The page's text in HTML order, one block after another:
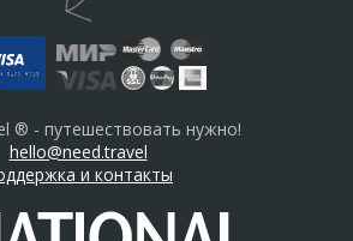
® - путешествовать нужно!
hello@need.travel
и контакты